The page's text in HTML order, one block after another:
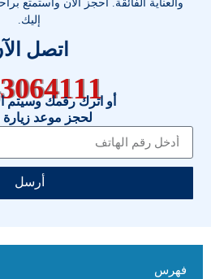
والعناية الفائقة. احجز الآن واستمتع
إليك.
اتصل
أو اترك رقمك وسيتم
لحجز موعد زيارة
أرسل
فهرس